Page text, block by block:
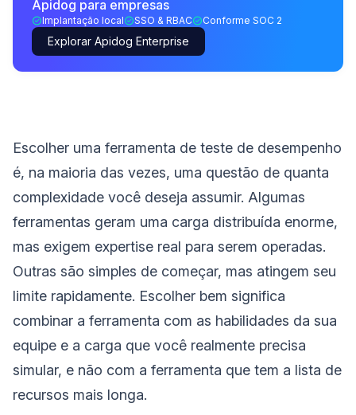
Apidog para empresas
Implantação local SSO & RBAC Conforme SOC 2
Explorar Apidog Enterprise
Escolher uma ferramenta de teste de desempenho
é, na maioria das vezes, uma questão de quanta
complexidade você deseja assumir. Algumas
ferramentas geram uma carga distribuída enorme,
mas exigem expertise real para serem operadas.
Outras são simples de começar, mas atingem seu
limite rapidamente. Escolher bem significa
combinar a ferramenta com as habilidades da sua
equipe e a carga que você realmente precisa
simular, e não com a ferramenta que tem a lista de
recursos mais longa.